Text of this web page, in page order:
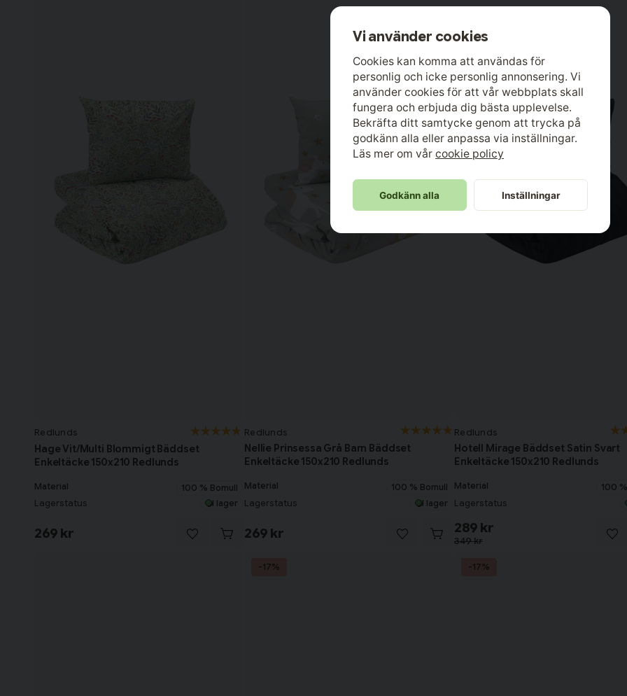
Redlunds
Hage Vit/Multi Blommigt Bäddset
Enkeltäcke 150x210 Redlunds
Material 100 % Bomull
Lagerstatus I lager
269 kr
Redlunds
Nellie Prinsessa Grå Barn Bäddset
Enkeltäcke 150x210 Redlunds
Material 100 % Bomull
Lagerstatus I lager
269 kr
Redlunds
Hotell Mirage Bäddset Satin Svart
Enkeltäcke 150x210 Redlunds
Material 100
Lagerstatus
349 kr
289 kr
-17% -17%
Vi använder cookies
Cookies kan komma att användas för
personlig och icke personlig annonsering. Vi
använder cookies för att vår webbplats skall
fungera och erbjuda dig bästa upplevelse.
Bekräfta ditt samtycke genom att trycka på
godkänn alla eller anpassa via inställningar.
Läs mer om vår cookie policy
Godkänn alla Inställningar